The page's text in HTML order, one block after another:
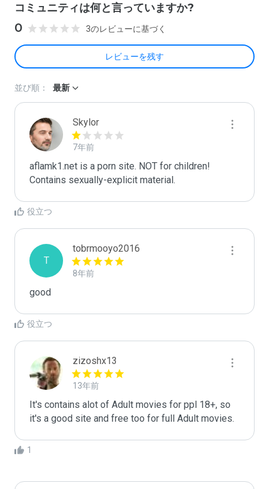
コミュニティは何と言っていますか?
0 3のレビューに基づく
レビューを残す
並び順： 最新
Skylor
7年前
aflamk1.net is a porn site. NOT for children!
Contains sexually-explicit material.
役立つ
T
tobrmooyo2016
8年前
good
役立つ
zizoshx13
13年前
It's contains alot of Adult movies for ppl 18+, so
it's a good site and free too for full Adult movies.
1